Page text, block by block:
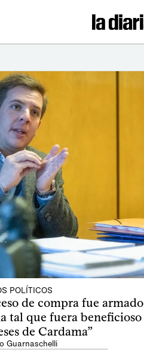
POLÍTICOS
de compra fue armado
tal que fuera beneficioso
de Cardama”
Guarnaschelli